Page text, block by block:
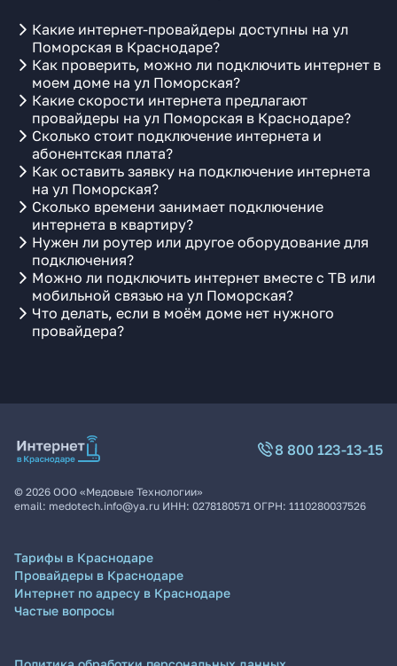
Какие интернет-провайдеры доступны на ул
Поморская в Краснодаре?
Как проверить, можно ли подключить интернет в
моем доме на ул Поморская?
Какие скорости интернета предлагают
провайдеры на ул Поморская в Краснодаре?
Сколько стоит подключение интернета и
абонентская плата?
Как оставить заявку на подключение интернета
на ул Поморская?
Сколько времени занимает подключение
интернета в квартиру?
Нужен ли роутер или другое оборудование для
подключения?
Можно ли подключить интернет вместе с ТВ или
мобильной связью на ул Поморская?
Что делать, если в моём доме нет нужного
провайдера?
8 800 123-13-15
© 2026 ООО «Медовые Технологии»
email: medotech.info@ya.ru ИНН: 0278180571 ОГРН: 1110280037526
Тарифы в Краснодаре
Провайдеры в Краснодаре
Интернет по адресу в Краснодаре
Частые вопросы